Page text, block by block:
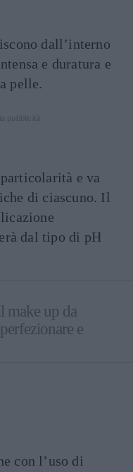
dall’interno
e duratura e
pelle.
e va
di ciascuno. Il
dal tipo di pH
make up da
e
con l’uso di